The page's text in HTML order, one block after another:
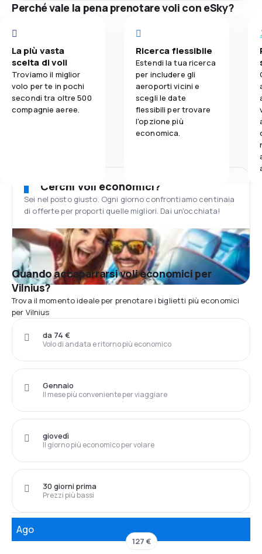
Perché vale la pena prenotare voli con eSky?
La più vasta
scelta di voli
Troviamo il miglior
volo per te in pochi
secondi tra oltre 500
compagnie aeree.
Ricerca flessibile
Estendi la tua ricerca
per includere gli
aeroporti vicini e
scegli le date
flessibili per trovare
l'opzione più
economica.
Cerchi voli economici?
Sei nel posto giusto. Ogni giorno confrontiamo centinaia
di offerte per proporti quelle migliori. Dai un'occhiata!
Quando accaparrarsi voli economici per
Vilnius?
Trova il momento ideale per prenotare i biglietti più economici
per Vilnius
Volo di andata e ritorno più economico
da 74 €
Il mese più conveniente per viaggiare
Gennaio
Il giorno più economico per volare
giovedì
Prezzi più bassi
30 giorni prima
Ago
127 €